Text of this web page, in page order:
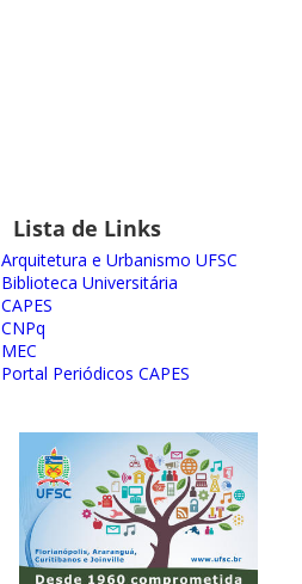
Lista de Links
Arquitetura e Urbanismo UFSC
Biblioteca Universitária
CAPES
CNPq
MEC
Portal Periódicos CAPES